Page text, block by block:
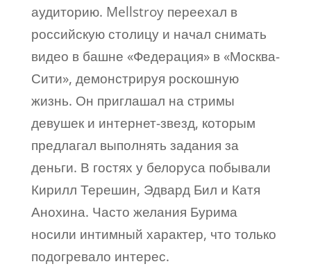
аудиторию. Mellstroy переехал в
российскую столицу и начал снимать
видео в башне «Федерация» в «Москва-
Сити», демонстрируя роскошную
жизнь. Он приглашал на стримы
девушек и интернет-звезд, которым
предлагал выполнять задания за
деньги. В гостях у белоруса побывали
Кирилл Терешин, Эдвард Бил и Катя
Анохина. Часто желания Бурима
носили интимный характер, что только
подогревало интерес.